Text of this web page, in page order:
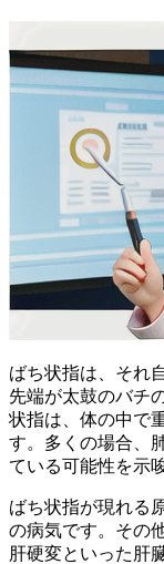
ばち状指は、それ
先端が太鼓のバチ
状指は、 体の中で
す。多くの場合、
ている可能性を示
ばち状指が現れる
の病気です。その
肝硬変といった肝